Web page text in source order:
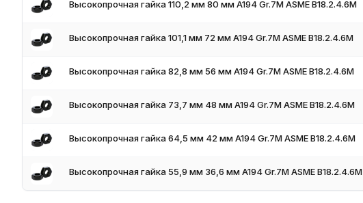
Высокопрочная гайка 110,2 мм 80 мм A194 Gr.7M ASME B18.2.4.6M
Высокопрочная гайка 101,1 мм 72 мм A194 Gr.7M ASME B18.2.4.6M
Высокопрочная гайка 82,8 мм 56 мм A194 Gr.7M ASME B18.2.4.6M
Высокопрочная гайка 73,7 мм 48 мм A194 Gr.7M ASME B18.2.4.6M
Высокопрочная гайка 64,5 мм 42 мм A194 Gr.7M ASME B18.2.4.6M
Высокопрочная гайка 55,9 мм 36,6 мм A194 Gr.7M ASME B18.2.4.6M